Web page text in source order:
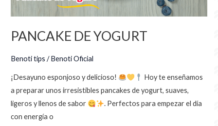
PANCAKE DE YOGURT
Benoti tips /Benoti Oficial
¡Desayuno esponjoso y delicioso!
Hoy te enseñamos
a preparar unos irresistibles pancakes de yogurt, suaves,
ligeros y llenos de sabor
. Perfectos para empezar el día
con energía o